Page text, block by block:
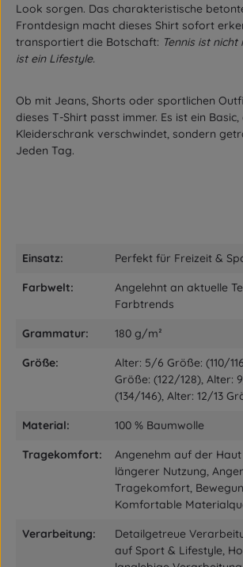
Look sorgen. Das charakteristische
Frontdesign macht dieses Shirt sofort
transportiert die Botschaft: Tennis ist
ist ein Lifestyle.
Ob mit Jeans, Shorts oder sportlichen
dieses T-Shirt passt immer. Es ist ein
Kleiderschrank verschwindet, sondern
Jeden Tag.
Einsatz: Perfekt für Freizeit &
Farbwelt:
Angelehnt an aktuelle
Farbtrends
Grammatur: 180 g/m²
Größe:
Alter: 5/6 Größe: (110/
Größe: (122/128), Alter:
(134/146), Alter: 12/13
Material: 100 % Baumwolle
Tragekomfort:
Angenehm auf der Haut
längerer Nutzung,
Tragekomfort,
Komfortable
Verarbeitung:
Detailgetreue
auf Sport & Lifestyle,